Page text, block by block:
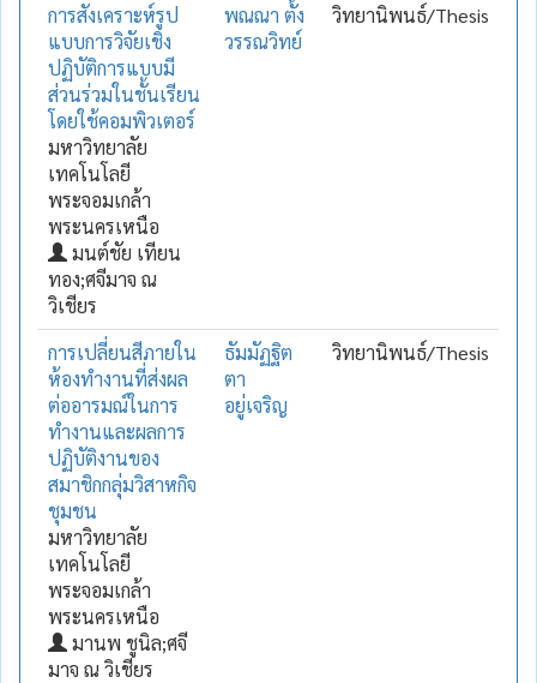
การสังเคราะห์รูป
แบบการวิจัยเชิง
ปฏิบัติการแบบมี
ส่วนร่วมในชั้นเรียน
โดยใช้คอมพิวเตอร์
มหาวิทยาลัย
เทคโนโลยี
พระจอมเกล้า
พระนครเหนือ
มนต์ชัย เทียน
ทอง;ศจีมาจ ณ
วิเชียร
พณณา ตั้ง
วรรณวิทย์
วิทยานิพนธ์/Thesis
การเปลี่ยนสีภายใน
ห้องทำงานที่ส่งผล
ต่ออารมณ์ในการ
ทำงานและผลการ
ปฏิบัติงานของ
สมาชิกกลุ่มวิสาหกิจ
ชุมชน
มหาวิทยาลัย
เทคโนโลยี
พระจอมเกล้า
พระนครเหนือ
มานพ ชูนิล;ศจี
มาจ ณ วิเชียร
ธัมมัฏฐิต
ตา
อยู่เจริญ
วิทยานิพนธ์/Thesis